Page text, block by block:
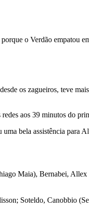
o Verdão empatou
os zagueiros, teve
aos 39 minutos do
bela assistência para
Maia), Bernabei,
Soteldo, Canobbio